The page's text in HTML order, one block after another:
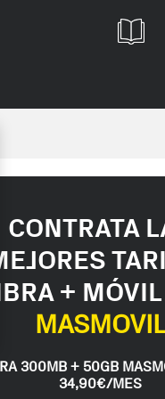
CONTRATA
+
300MB + 50GB
34,90€/MES